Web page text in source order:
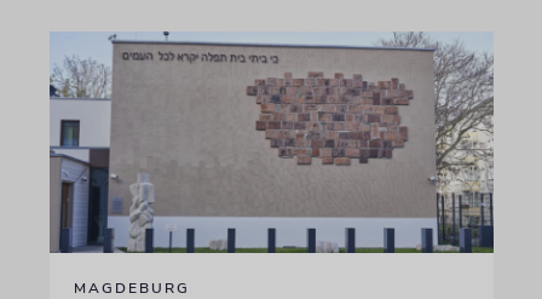
MAGDEBURG